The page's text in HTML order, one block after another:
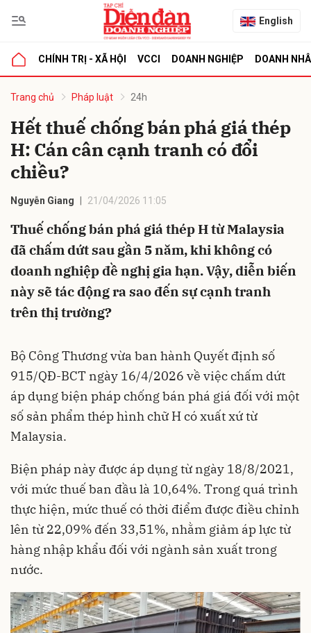
English
CHÍNH TRỊ - XÃ HỘI VCCI DOANH NGHIỆP DOANH
Trang chủ Pháp luật 24h
Hết thuế chống bán phá giá thép
H: Cán cân cạnh tranh có đổi
chiều?
Nguyễn Giang 21/04/2026 11:05
Thuế chống bán phá giá thép H từ Malaysia
đã chấm dứt sau gần 5 năm, khi không có
doanh nghiệp đề nghị gia hạn. Vậy, diễn biến
này sẽ tác động ra sao đến sự cạnh tranh
trên thị trường?
Bộ Công Thương vừa ban hành Quyết định số
915/QĐ-BCT ngày 16/4/2026 về việc chấm dứt
áp dụng biện pháp chống bán phá giá đối với một
số sản phẩm thép hình chữ H có xuất xứ từ
Malaysia.
Biện pháp này được áp dụng từ ngày 18/8/2021,
với mức thuế ban đầu là 10,64%. Trong quá trình
thực hiện, mức thuế có thời điểm được điều chỉnh
lên từ 22,09% đến 33,51%, nhằm giảm áp lực từ
hàng nhập khẩu đối với ngành sản xuất trong
nước.
luận
Hủy